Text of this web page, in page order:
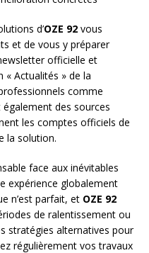
d’OZE 92 vous
et de vous y préparer
officielle et
Actualités » de la
comme
des sources
les comptes officiels de
la solution.
face aux inévitables
expérience globalement
n’est parfait, et OZE 92
de ralentissement ou
stratégies alternatives pour
régulièrement vos travaux